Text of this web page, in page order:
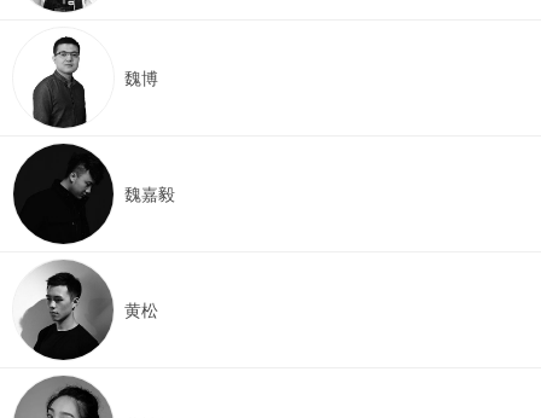
魏博
魏嘉毅
黄松